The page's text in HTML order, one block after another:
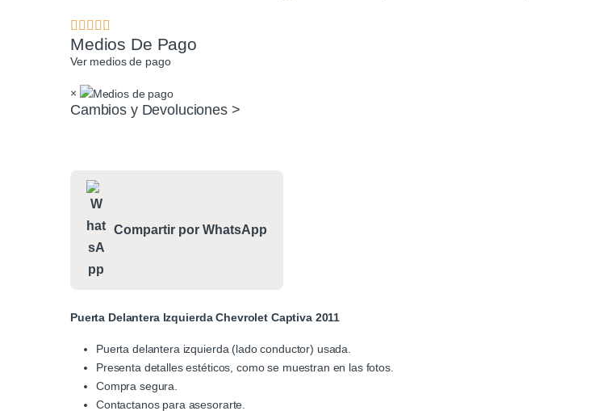
Medios De Pago
Ver medios de pago
×
Cambios y Devoluciones >
Compartir por WhatsApp
Puerta Delantera Izquierda Chevrolet Captiva 2011
Puerta delantera izquierda (lado conductor) usada.
Presenta detalles estéticos, como se muestran en las fotos.
Compra segura.
Contactanos para asesorarte.